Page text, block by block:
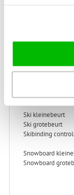
SKI-SNOWBOARD
>
Ski kleinebeurt
Ski grotebeurt
Skibinding
Snowboard
Snowboard